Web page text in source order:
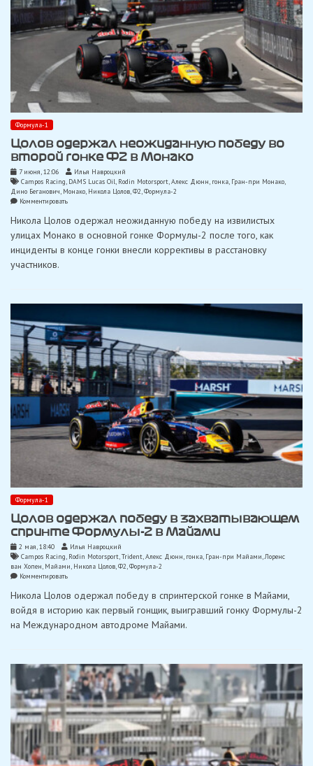
Формула-1
Цолов одержал неожиданную победу во
второй гонке Ф2 в Монако
7 июня, 12:06
Илья Навроцкий
Campos Racing, DAMS Lucas Oil, Rodin Motorsport,Алекс Дюнн, гонка, Гран-при Монако
Дино Беганович, Монако, Никола Цолов,Ф2,Формула-2
Комментироватьon
одержал
победу
во
Никола Цолов одержал неожиданную победу на извилистых
улицах Монако в основной гонке Формулы-2 после того, как
инциденты в конце гонки внесли коррективы в расстановку
участников.
Формула-1
Цолов одержал победу в захватывающем
спринте Формулы-2 в Майами
2 мая, 18:40
Илья Навроцкий
Campos Racing, Rodin Motorsport,Trident,Алекс Дюнн, гонка, Гран-при Майами,Лоренс
ван Хопен, Майами, Никола Цолов,Ф2,Формула-2
Комментироватьon
одержал
в
захватывающем
Майами
Никола Цолов одержал победу в спринтерской гонке в Майами,
войдя в историю как первый гонщик, выигравший гонку Формулы-2
на Международном автодроме Майами.